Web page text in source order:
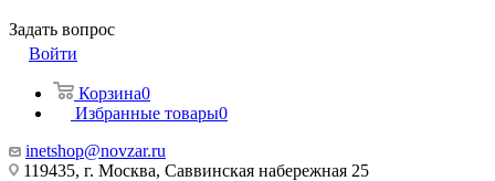
Задать вопрос
Войти
Корзина0
Избранные товары0
inetshop@novzar.ru
119435, г. Москва, Саввинская набережная 25